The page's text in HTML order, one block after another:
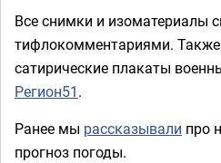
Все снимки и изоматериалы
тифлокомментариями. Также
сатирические плакаты
Регион51.
Ранее мы рассказывали про
прогноз погоды.